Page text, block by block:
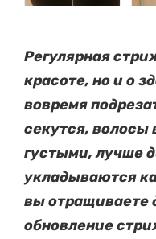
Регулярная
красоте, но и о
вовремя
секутся, волосы
густыми, лучше
укладываются
вы отращиваете
обновление